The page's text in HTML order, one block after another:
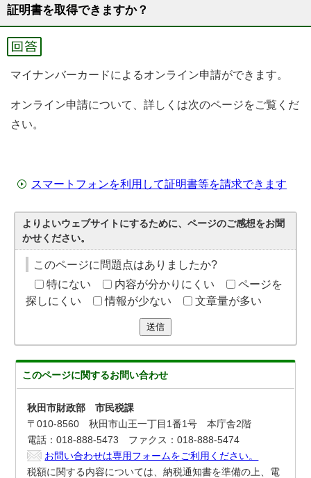
証明書を取得できますか？
マイナンバーカードによるオンライン申請ができます。
オンライン申請について、詳しくは次のページをご覧くだ
さい。
スマートフォンを利用して証明書等を請求できます
よりよいウェブサイトにするために、ページのご感想をお聞
かせください。
このページに問題点はありましたか?
特にない
内容が分かりにくい
ページを
探しにくい
情報が少ない 文章量が多い
送信
このページに関するお問い合わせ
秋田市財政部 市民税課
〒010-8560 秋田市山王一丁目1番1号 本庁舎2階
電話：018-888-5473 ファクス：018-888-5474
お問い合わせは専用フォームをご利用ください。
税額に関する内容については、納税通知書を準備の上、電